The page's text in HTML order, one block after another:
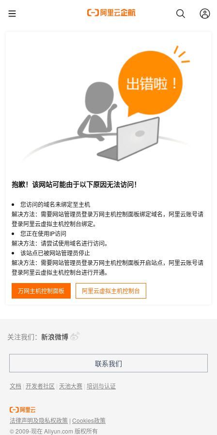
抱歉！该网站可能由于以下原因无法访问！
您访问的域名未绑定至主机
解决方法：需要网站管理员登录万网主机控制面板绑定域名，阿里云账号请
登录阿里云虚拟主机控制台绑定。
您正在使用IP访问
解决方法：请尝试使用域名进行访问。
该站点已被网站管理员停止
解决方法：需要网站管理员登录万网主机控制面板开启站点，阿里云账号请
登录阿里云虚拟主机控制台进行开通。
万网主机控制面板 阿里云虚拟主机控制台